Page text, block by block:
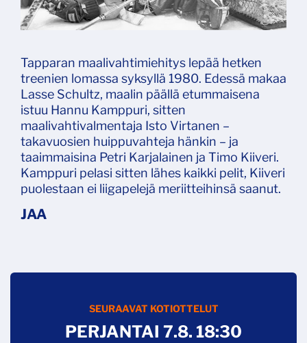
Tapparan maalivahtimiehitys lepää hetken
treenien lomassa syksyllä 1980. Edessä makaa
Lasse Schultz, maalin päällä etummaisena
istuu Hannu Kamppuri, sitten
maalivahtivalmentaja Isto Virtanen –
takavuosien huippuvahteja hänkin – ja
taaimmaisina Petri Karjalainen ja Timo Kiiveri.
Kamppuri pelasi sitten lähes kaikki pelit, Kiiveri
puolestaan ei liigapelejä meriitteihinsä saanut.
SEURAAVAT KOTIOTTELUT
PERJANTAI 7.8. 18:30